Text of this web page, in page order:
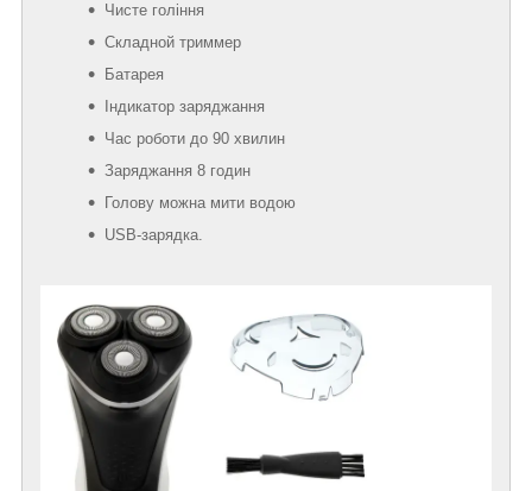
Чисте гоління
Складной триммер
Батарея
Індикатор заряджання
Час роботи до 90 хвилин
Заряджання 8 годин
Голову можна мити водою
USB-зарядка.